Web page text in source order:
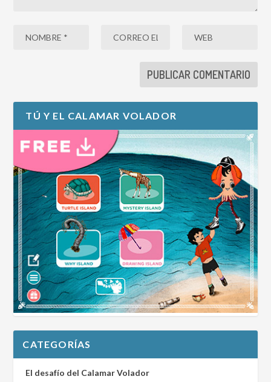
TÚ Y EL CALAMAR VOLADOR
CATEGORÍAS
El desafío del Calamar Volador